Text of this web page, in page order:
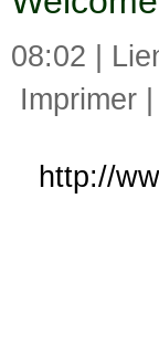
08:02 |
Imprimer
http://